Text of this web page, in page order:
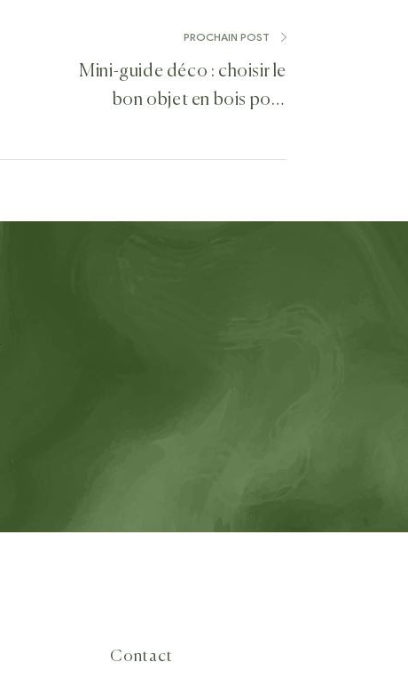
PROCHAIN POST
Mini-guide déco : choisir le
bon objet en bois pour
Contact